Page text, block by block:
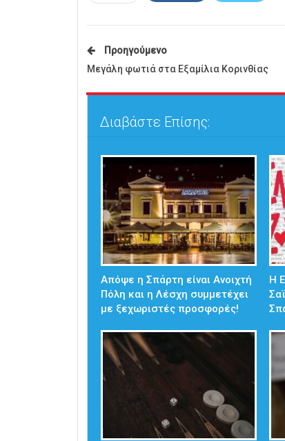
Προηγούμενο
Μεγάλη φωτιά στα Εξαμίλια Κορινθίας
Διαβάστε Επίσης:
Απόψε η Σπάρτη είναι Ανοιχτή
Πόλη και η Λέσχη συμμετέχει
με ξεχωριστές προσφορές!
Η